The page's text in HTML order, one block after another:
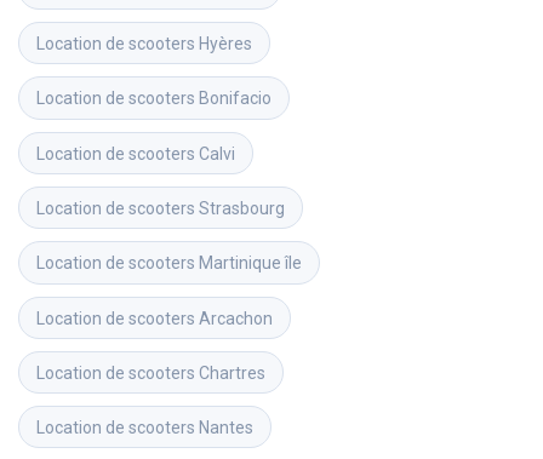
Location de scooters Hyères
Location de scooters Bonifacio
Location de scooters Calvi
Location de scooters Strasbourg
Location de scooters Martinique île
Location de scooters Arcachon
Location de scooters Chartres
Location de scooters Nantes